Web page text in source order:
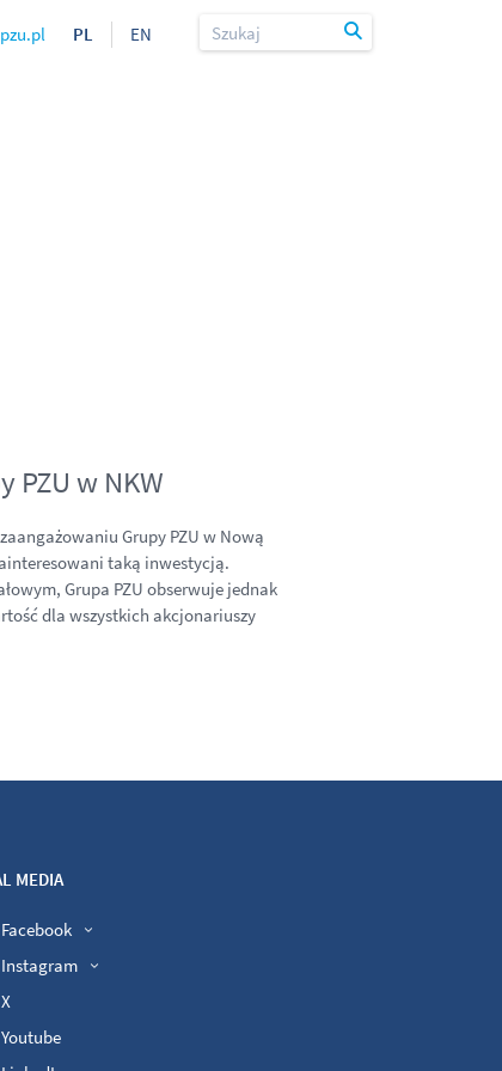
PL EN
w NKW
Grupy PZU w Nową
taką inwestycją.
Grupa PZU obserwuje jednak
dla wszystkich akcjonariuszy
MEDIA
Facebook
Instagram
X
Youtube